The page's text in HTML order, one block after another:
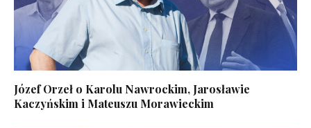
Józef Orzeł o Karolu Nawrockim, Jarosławie
Kaczyńskim i Mateuszu Morawieckim